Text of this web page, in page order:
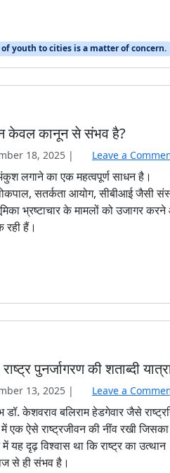
youth to cities is a matter of concern.
केवल कानून से संभव है?
18, 2025 | Leave a
लगाने का एक महत्वपूर्ण साधन है।
सतर्कता आयोग, सीबीआई जैसी
भ्रष्टाचार के मामलों को उजागर
रही हैं।
पुनर्जागरण की शताब्दी
13, 2025 | Leave a
डॉ. केशवराव बलिराम हेडगेवार जैसे
एक ऐसे राष्ट्रजीवन की नींव रखी
दृढ़ विश्वास था कि राष्ट्र का उत्थान
से ही संभव है।